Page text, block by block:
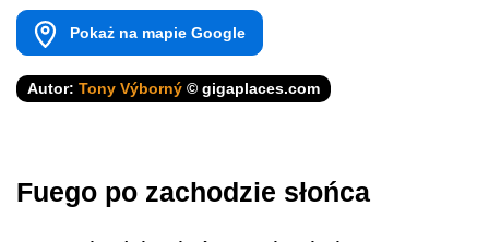
Pokaż na mapie Google
Autor: Tony Výborný © gigaplaces.com
Fuego po zachodzie słońca